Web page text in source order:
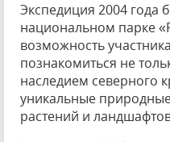
Экспедиция 2004 года
национальном парке
возможность
познакомиться не
наследием северного
уникальные
растений и